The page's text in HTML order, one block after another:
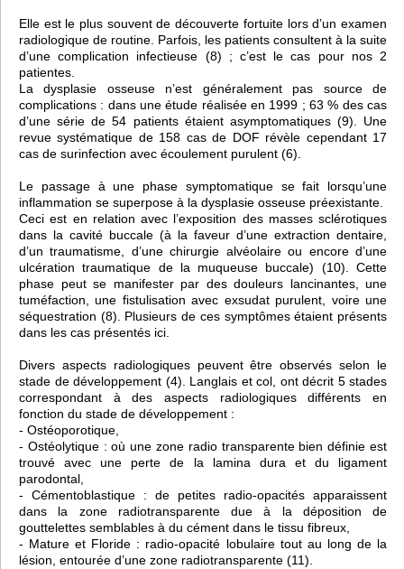
Elle est le plus souvent de découverte fortuite lors d’un examen
radiologique de routine. Parfois, les patients consultent à la suite
d’une complication infectieuse (8) ; c’est le cas pour nos 2
patientes.
La dysplasie osseuse n’est généralement pas source de
complications : dans une étude réalisée en 1999 ; 63 % des cas
d’une série de 54 patients étaient asymptomatiques (9). Une
revue systématique de 158 cas de DOF révèle cependant 17
cas de surinfection avec écoulement purulent (6).
Le passage à une phase symptomatique se fait lorsqu’une
inflammation se superpose à la dysplasie osseuse préexistante.
Ceci est en relation avec l’exposition des masses sclérotiques
dans la cavité buccale (à la faveur d’une extraction dentaire,
d’un traumatisme, d’une chirurgie alvéolaire ou encore d’une
ulcération traumatique de la muqueuse buccale) (10). Cette
phase peut se manifester par des douleurs lancinantes, une
tuméfaction, une fistulisation avec exsudat purulent, voire une
séquestration (8). Plusieurs de ces symptômes étaient présents
dans les cas présentés ici.
Divers aspects radiologiques peuvent être observés selon le
stade de développement (4). Langlais et col, ont décrit 5 stades
correspondant à des aspects radiologiques différents en
fonction du stade de développement :
- Ostéoporotique,
- Ostéolytique : où une zone radio transparente bien définie est
trouvé avec une perte de la lamina dura et du ligament
parodontal,
- Cémentoblastique : de petites radio-opacités apparaissent
dans la zone radiotransparente due à la déposition de
gouttelettes semblables à du cément dans le tissu fibreux,
- Mature et Floride : radio-opacité lobulaire tout au long de la
lésion, entourée d’une zone radiotransparente (11).